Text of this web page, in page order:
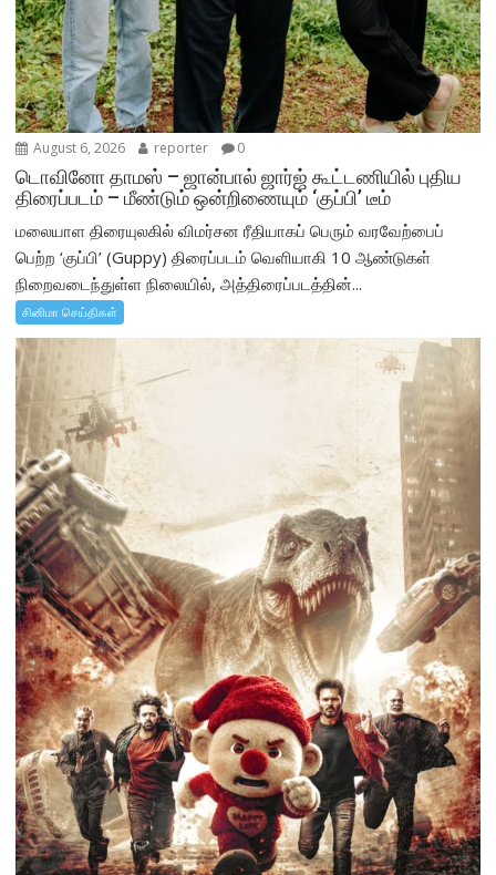
August 6, 2026 reporter 0
டொவினோ தாமஸ் – ஜான்பால் ஜார்ஜ் கூட்டணியில் புதிய
திரைப்படம் – மீண்டும் ஒன்றிணையும் ‘குப்பி’ டீம்
மலையாள திரையுலகில் விமர்சன ரீதியாகப் பெரும் வரவேற்பைப்
பெற்ற ‘குப்பி’ (Guppy) திரைப்படம் வெளியாகி 10 ஆண்டுகள்
நிறைவடைந்துள்ள நிலையில், அத்திரைப்படத்தின்...
சினிமா செய்திகள்